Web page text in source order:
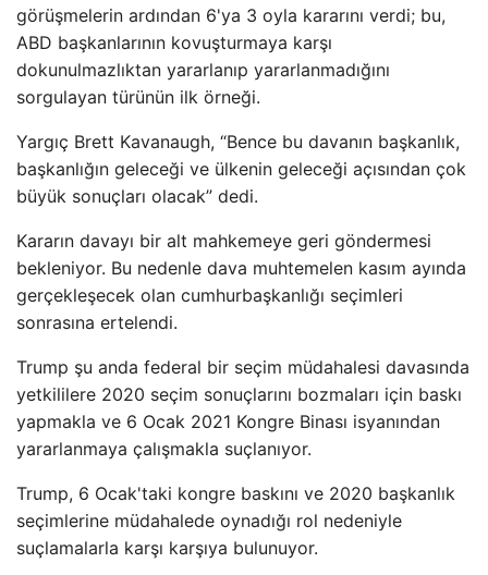
görüşmelerin ardından 6'ya 3 oyla kararını verdi; bu,
ABD başkanlarının kovuşturmaya karşı
dokunulmazlıktan yararlanıp yararlanmadığını
sorgulayan türünün ilk örneği.
Yargıç Brett Kavanaugh, “Bence bu davanın başkanlık,
başkanlığın geleceği ve ülkenin geleceği açısından çok
büyük sonuçları olacak” dedi.
Kararın davayı bir alt mahkemeye geri göndermesi
bekleniyor. Bu nedenle dava muhtemelen kasım ayında
gerçekleşecek olan cumhurbaşkanlığı seçimleri
sonrasına ertelendi.
Trump şu anda federal bir seçim müdahalesi davasında
yetkililere 2020 seçim sonuçlarını bozmaları için baskı
yapmakla ve 6 Ocak 2021 Kongre Binası isyanından
yararlanmaya çalışmakla suçlanıyor.
Trump, 6 Ocak'taki kongre baskını ve 2020 başkanlık
seçimlerine müdahalede oynadığı rol nedeniyle
suçlamalarla karşı karşıya bulunuyor.